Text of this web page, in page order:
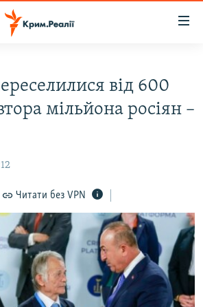
від 600
мільйона росіян –
Читати без VPN